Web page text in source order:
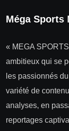
Méga Sports
« MEGA
ambitieux qui se
les passionnés
variété de
analyses, en
reportages